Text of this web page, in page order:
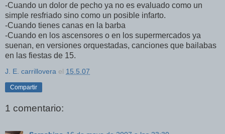
-Cuando un dolor de pecho ya no es evaluado como un
simple resfriado sino como un posible infarto.
-Cuando tienes canas en la barba
-Cuando en los ascensores o en los supermercados ya
suenan, en versiones orquestadas, canciones que bailabas
en las fiestas de 15.
J. E. carrillovera el 15.5.07
Compartir
1 comentario: